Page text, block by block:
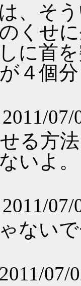
、そ
くせ
に首
４個
07/
る方
いよ
07/
ない
2011/